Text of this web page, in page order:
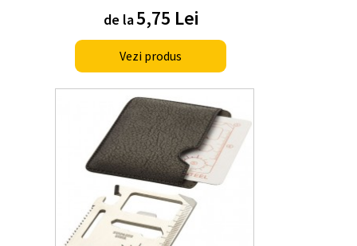
de la5,75 Lei
Vezi produs